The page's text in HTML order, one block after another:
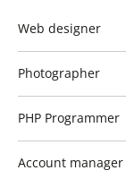
Web designer
Photographer
PHP Programmer
Account manager